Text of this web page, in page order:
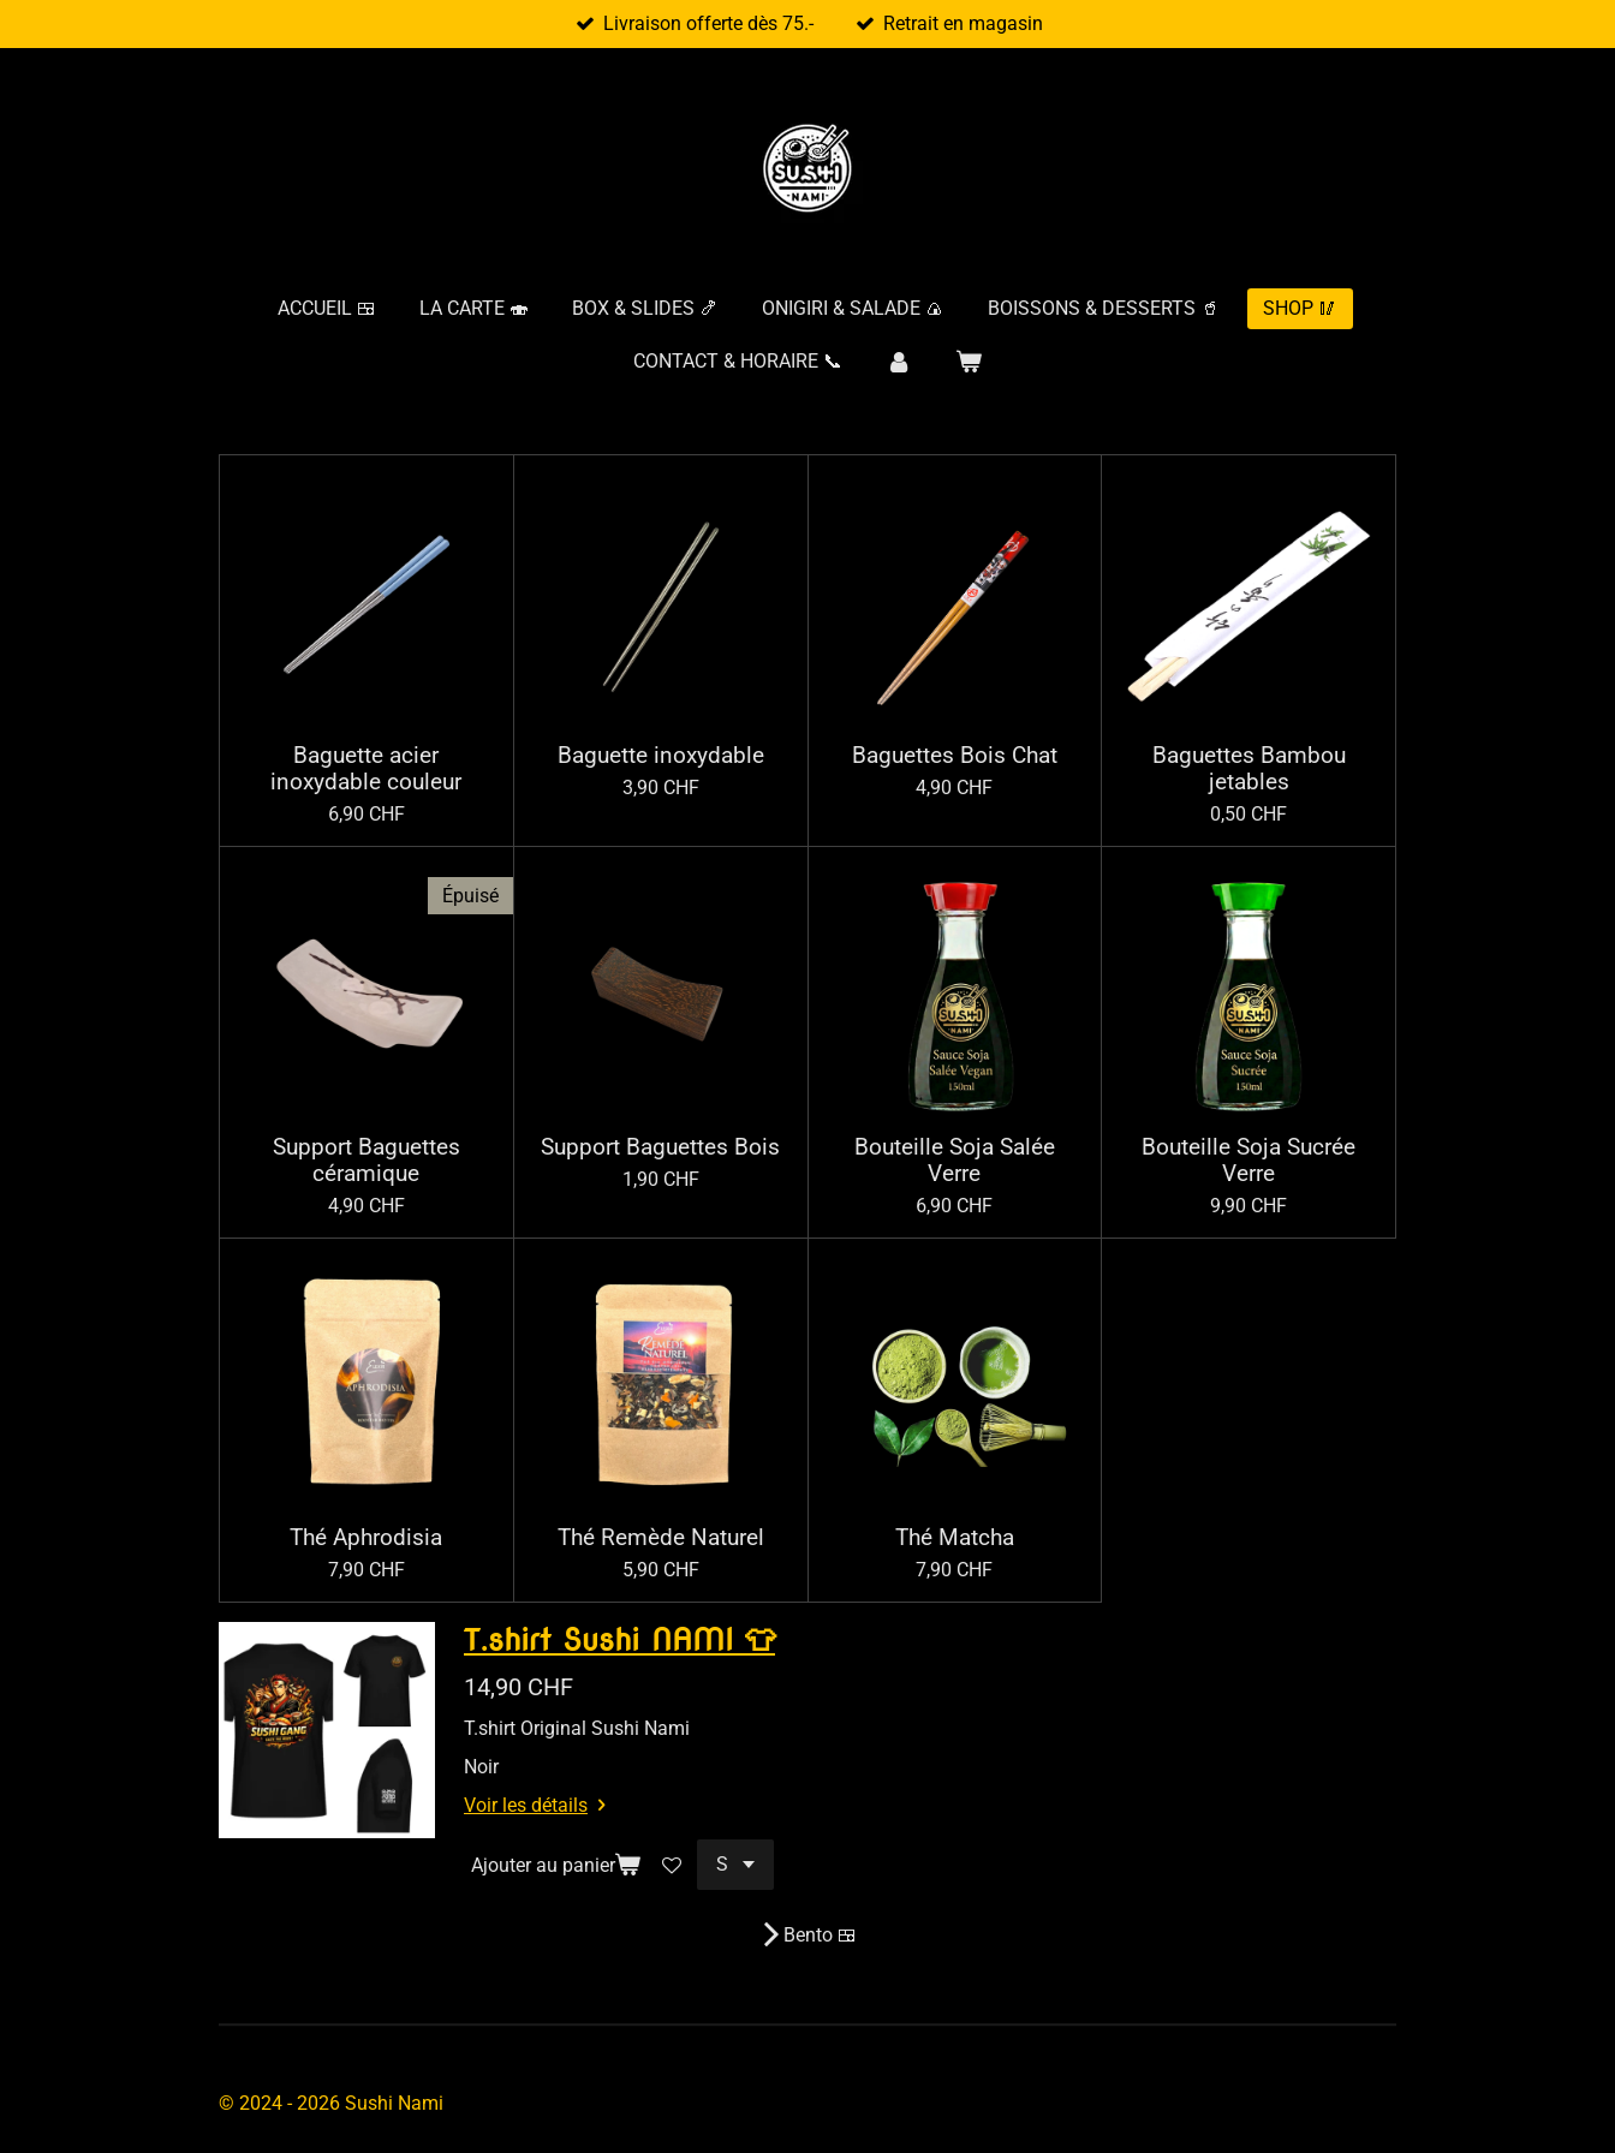
au
Livraison offerte dès 75.- Retrait en magasin
ACCUEIL 🍱 LA CARTE 🍣 BOX & SLIDES 🍤 ONIGIRI & SALADE 🍙 BOISSONS & DESSERTS 🥤 SHOP 🥢
CONTACT & HORAIRE 📞
Baguette acier
inoxydable couleur
6,90 CHF
Baguette inoxydable
3,90 CHF
Baguettes Bois Chat
4,90 CHF
Baguettes Bambou
jetables
0,50 CHF
Épuisé
Support Baguettes
céramique
4,90 CHF
Support Baguettes Bois
1,90 CHF
Bouteille Soja Salée
Verre
6,90 CHF
Bouteille Soja Sucrée
Verre
9,90 CHF
Thé Aphrodisia
7,90 CHF
Thé Remède Naturel
5,90 CHF
Thé Matcha
7,90 CHF
T.shirt Sushi NAMI 👕
14,90 CHF
T.shirt Original Sushi Nami
Noir
Voir les détails
Ajouter au panier
Bento 🍱
© 2024 - 2026 Sushi Nami